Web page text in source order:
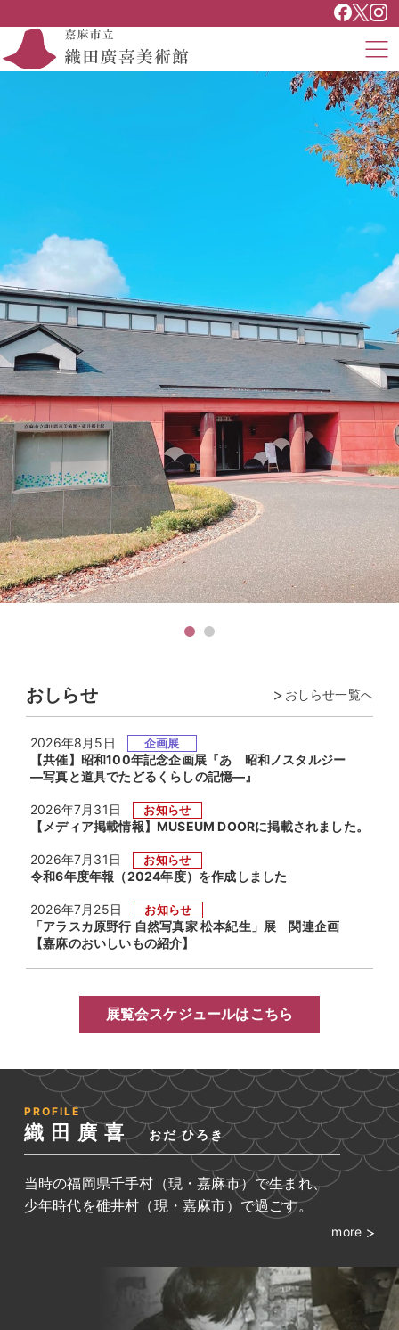
おしらせ おしらせ一覧へ
2026年8月5日 企画展
【共催】昭和100年記念企画展『あゝ昭和ノスタルジー
―写真と道具でたどるくらしの記憶―』
2026年7月31日 お知らせ
【メディア掲載情報】MUSEUM DOORに掲載されました。
2026年7月31日 お知らせ
令和6年度年報（2024年度）を作成しました
2026年7月25日 お知らせ
「アラスカ原野行 自然写真家 松本紀生」展 関連企画
【嘉麻のおいしいもの紹介】
展覧会スケジュールはこちら
PROFILE
織田廣喜 おだ ひろき
当時の福岡県千手村（現・嘉麻市）で生まれ、
少年時代を碓井村（現・嘉麻市）で過ごす。
more